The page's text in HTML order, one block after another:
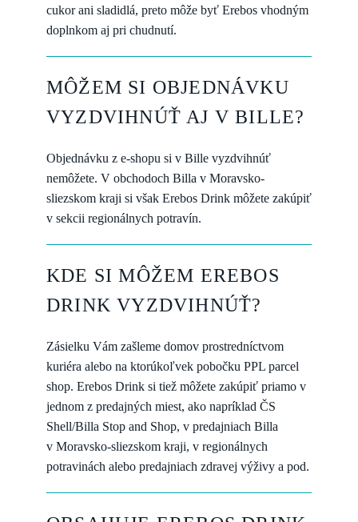
cukor ani sladidlá, preto môže byť Erebos vhodným
doplnkom aj pri chudnutí.
MÔŽEM SI OBJEDNÁVKU
VYZDVIHNÚŤ AJ V BILLE?
Objednávku z e-shopu si v Bille vyzdvihnúť
nemôžete. V obchodoch Billa v Moravsko-
sliezskom kraji si však Erebos Drink môžete zakúpiť
v sekcii regionálnych potravín.
KDE SI MÔŽEM EREBOS
DRINK VYZDVIHNÚŤ?
Zásielku Vám zašleme domov prostredníctvom
kuriéra alebo na ktorúkoľvek pobočku PPL parcel
shop. Erebos Drink si tiež môžete zakúpiť priamo v
jednom z predajných miest, ako napríklad ČS
Shell/Billa Stop and Shop, v predajniach Billa
v Moravsko-sliezskom kraji, v regionálnych
potravinách alebo predajniach zdravej výživy a pod.